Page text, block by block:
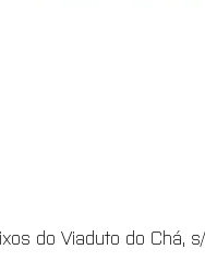
do Viaduto do Chá,